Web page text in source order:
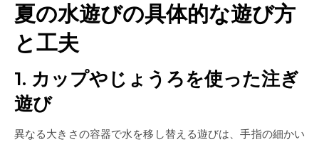
夏の水遊びの具体的な遊び方
と工夫
1. カップやじょうろを使った注ぎ
遊び
異なる大きさの容器で水を移し替える遊びは、手指の細かい